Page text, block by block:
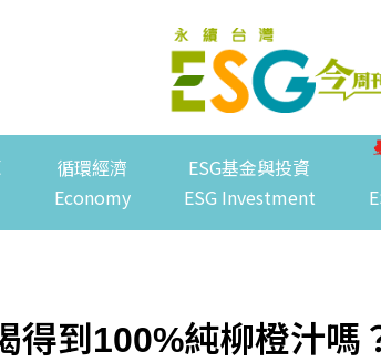
循環經濟
Economy
ESG基金與投資
ESG Investment
得到100%純柳橙汁嗎